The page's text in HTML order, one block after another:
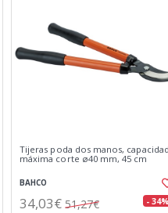
Tijeras poda dos manos, capacidad
máxima corte ø40 mm, 45 cm
BAHCO
34,03€ 51,27€ - 34%